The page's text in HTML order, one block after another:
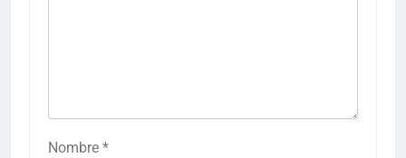
Nombre *